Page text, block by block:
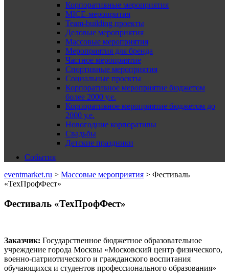
Корпоративные мероприятия
MICE-меропрития
Team-building проекты
Деловые мероприятия
Массовые мероприятия
Мероприятия для бренда
Частное мероприятие
Спортивные мероприятия
Социальные проекты
Корпоративное мероприятие бюджетом
более 2000 у.е.
Корпоративное мероприятие бюджетом до
2000 у.е.
Новогодние корпоративы
Свадьбы
Детские праздники
События
eventmarket.ru > Массовые мероприятия > Фестиваль
«ТехПрофФест»
Фестиваль «ТехПрофФест»
Заказчик: Государственное бюджетное образовательное
учреждение города Москвы «Московский центр физического,
военно-патриотического и гражданского воспитания
обучающихся и студентов профессионального образования»